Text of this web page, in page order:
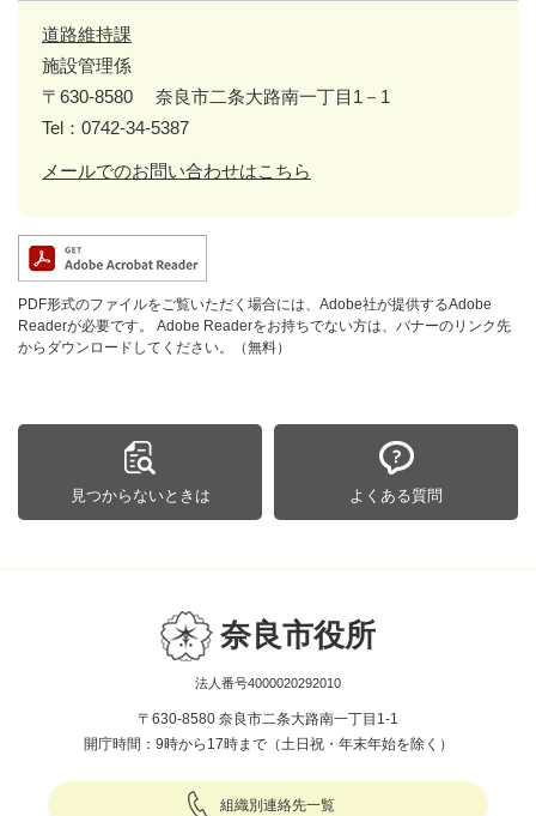
道路維持課
施設管理係
〒630-8580
奈良市二条大路南一丁目1－1
Tel：0742-34-5387
メールでのお問い合わせはこちら
PDF形式のファイルをご覧いただく場合には、Adobe社が提供するAdobe
Readerが必要です。
Adobe Readerをお持ちでない方は、バナーのリンク先
からダウンロードしてください。（無料）
見つからないときは よくある質問
奈良市役所
法人番号4000020292010
〒630-8580 奈良市二条大路南一丁目1-1
開庁時間：9時から17時まで（土日祝・年末年始を除く）
組織別連絡先一覧